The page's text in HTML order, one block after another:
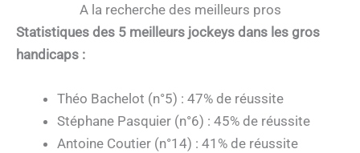
A la recherche des meilleurs pros
Statistiques des 5 meilleurs jockeys dans les gros
handicaps :
Théo Bachelot (n°5) : 47% de réussite
Stéphane Pasquier (n°6) : 45% de réussite
Antoine Coutier (n°14) : 41% de réussite